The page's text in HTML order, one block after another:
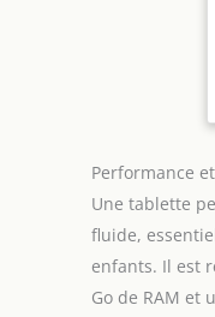
Performance
Une tablette
fluide,
enfants. Il est
Go de RAM et